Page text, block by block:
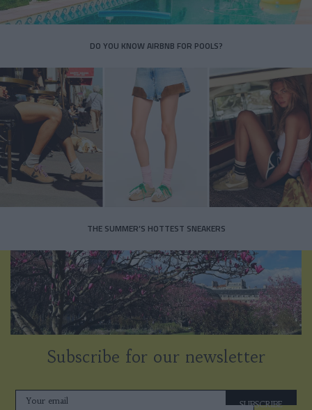
DO YOU KNOW AIRBNB FOR POOLS?
THE SUMMER’S HOTTEST SNEAKERS
Subscribe for our newsletter
SUBSCRIBE